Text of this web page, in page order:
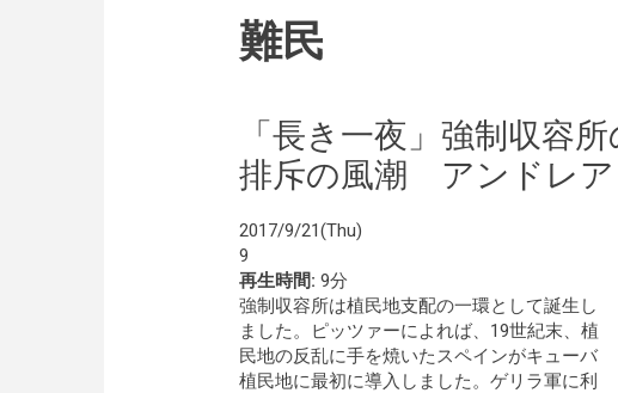
難民
「長き一夜」強制収容
排斥の風潮 アンドレ
2017/9/21(Thu)
9
再生時間: 9分
強制収容所は植民地支配の一環として誕生し
ました。ピッツァーによれば、19世紀末、植
民地の反乱に手を焼いたスペインがキューバ
植民地に最初に導入しました。ゲリラ軍に利